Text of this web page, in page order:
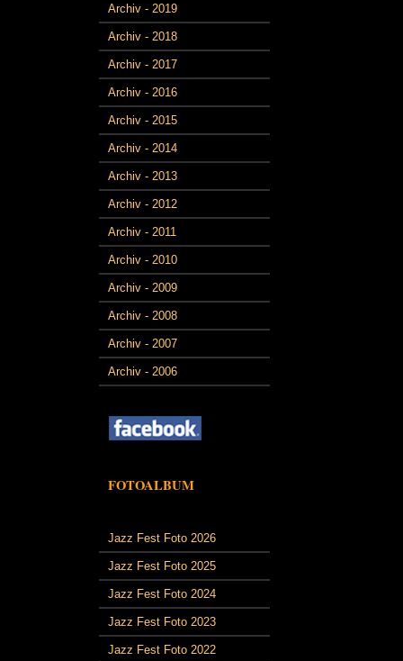
Archiv - 2019
Archiv - 2018
Archiv - 2017
Archiv - 2016
Archiv - 2015
Archiv - 2014
Archiv - 2013
Archiv - 2012
Archiv - 2011
Archiv - 2010
Archiv - 2009
Archiv - 2008
Archiv - 2007
Archiv - 2006
FOTOALBUM
Jazz Fest Foto 2026
Jazz Fest Foto 2025
Jazz Fest Foto 2024
Jazz Fest Foto 2023
Jazz Fest Foto 2022